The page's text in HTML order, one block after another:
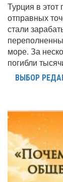
Турция в
отправных
стали
море. За
погибли
ВЫБОР